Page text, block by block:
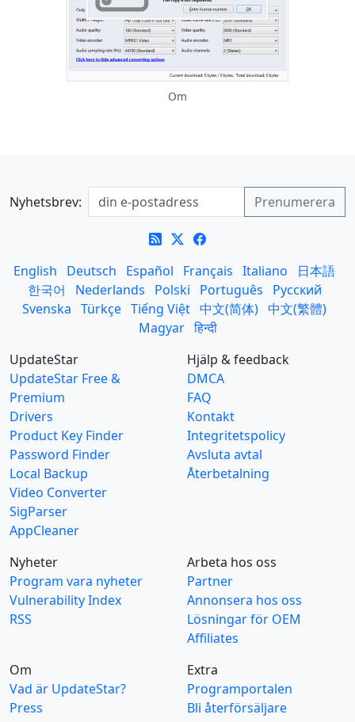
Om
Nyhetsbrev:
English Deutsch Español Français Italiano
日本語
한국어
Nederlands Polski Português
Русский
Svenska Türkçe Tiếng Việt 中文(简体) 中文(繁體)
Magyar हिन्दी
UpdateStar
UpdateStar Free &
Premium
Drivers
Product Key Finder
Password Finder
Local Backup
Video Converter
SigParser
AppCleaner
Hjälp & feedback
DMCA
FAQ
Kontakt
Integritetspolicy
Avsluta avtal
Återbetalning
Nyheter
Program vara nyheter
Vulnerability Index
RSS
Arbeta hos oss
Partner
Annonsera hos oss
Lösningar för OEM
Affiliates
Om
Vad är UpdateStar?
Press
Extra
Programportalen
Bli återförsäljare